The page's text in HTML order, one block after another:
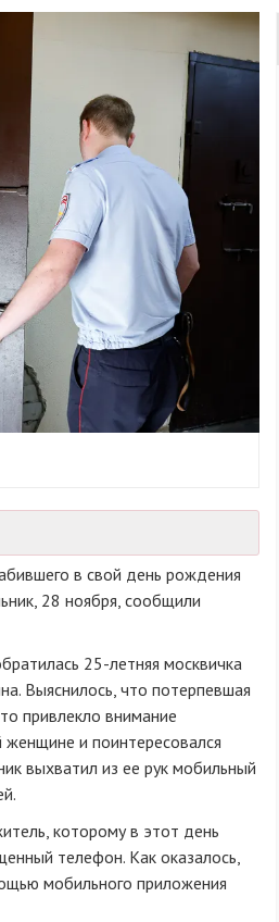
в свой день рождения
28 ноября, сообщили
25-летняя москвичка
Выяснилось, что потерпевшая
привлекло внимание
и поинтересовался
выхватил из ее рук мобильный
которому в этот день
телефон. Как оказалось,
мобильного приложения